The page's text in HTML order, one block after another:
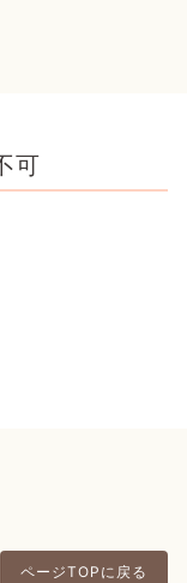
可
ページTOPに戻る